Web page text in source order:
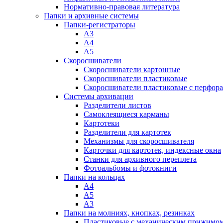
Нормативно-правовая литература
Папки и архивные системы
Папки-регистраторы
А3
А4
А5
Скоросшиватели
Скоросшиватели картонные
Скоросшиватели пластиковые
Скоросшиватели пластиковые с
Системы архивации
Разделители листов
Самоклеящиеся карманы
Картотеки
Разделители для картотек
Механизмы для скоросшивателя
Карточки для картотек, индексные окна
Станки для архивного переплета
Фотоальбомы и фотокниги
Папки на кольцах
А4
А5
А3
Папки на молниях, кнопках, резинках